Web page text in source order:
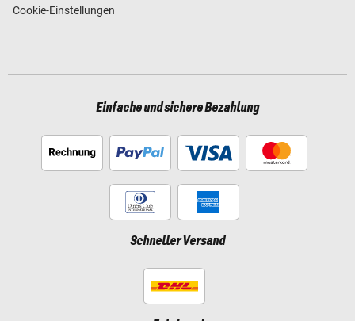
Cookie-Einstellungen
Einfache und sichere Bezahlung
Schneller Versand